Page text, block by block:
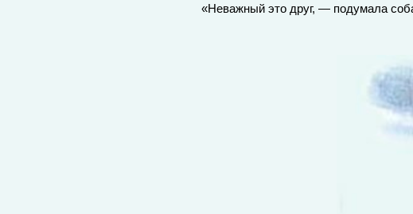
«Неважный это друг, — подумала